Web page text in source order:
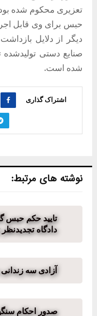
تعزیری محکوم شده
حبس برای وی قابل
دیگر از دلایل
صنایع دستی
شده است.
اشتراک گذاری
نوشته های مرتبط:
تایید حکم حبس
دادگاه تجدیدنظر
آزادی سه
صدور احکام